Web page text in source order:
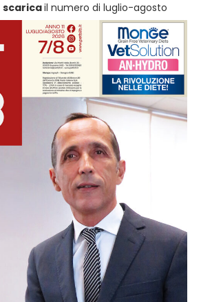
scaricail numero di luglio-agosto